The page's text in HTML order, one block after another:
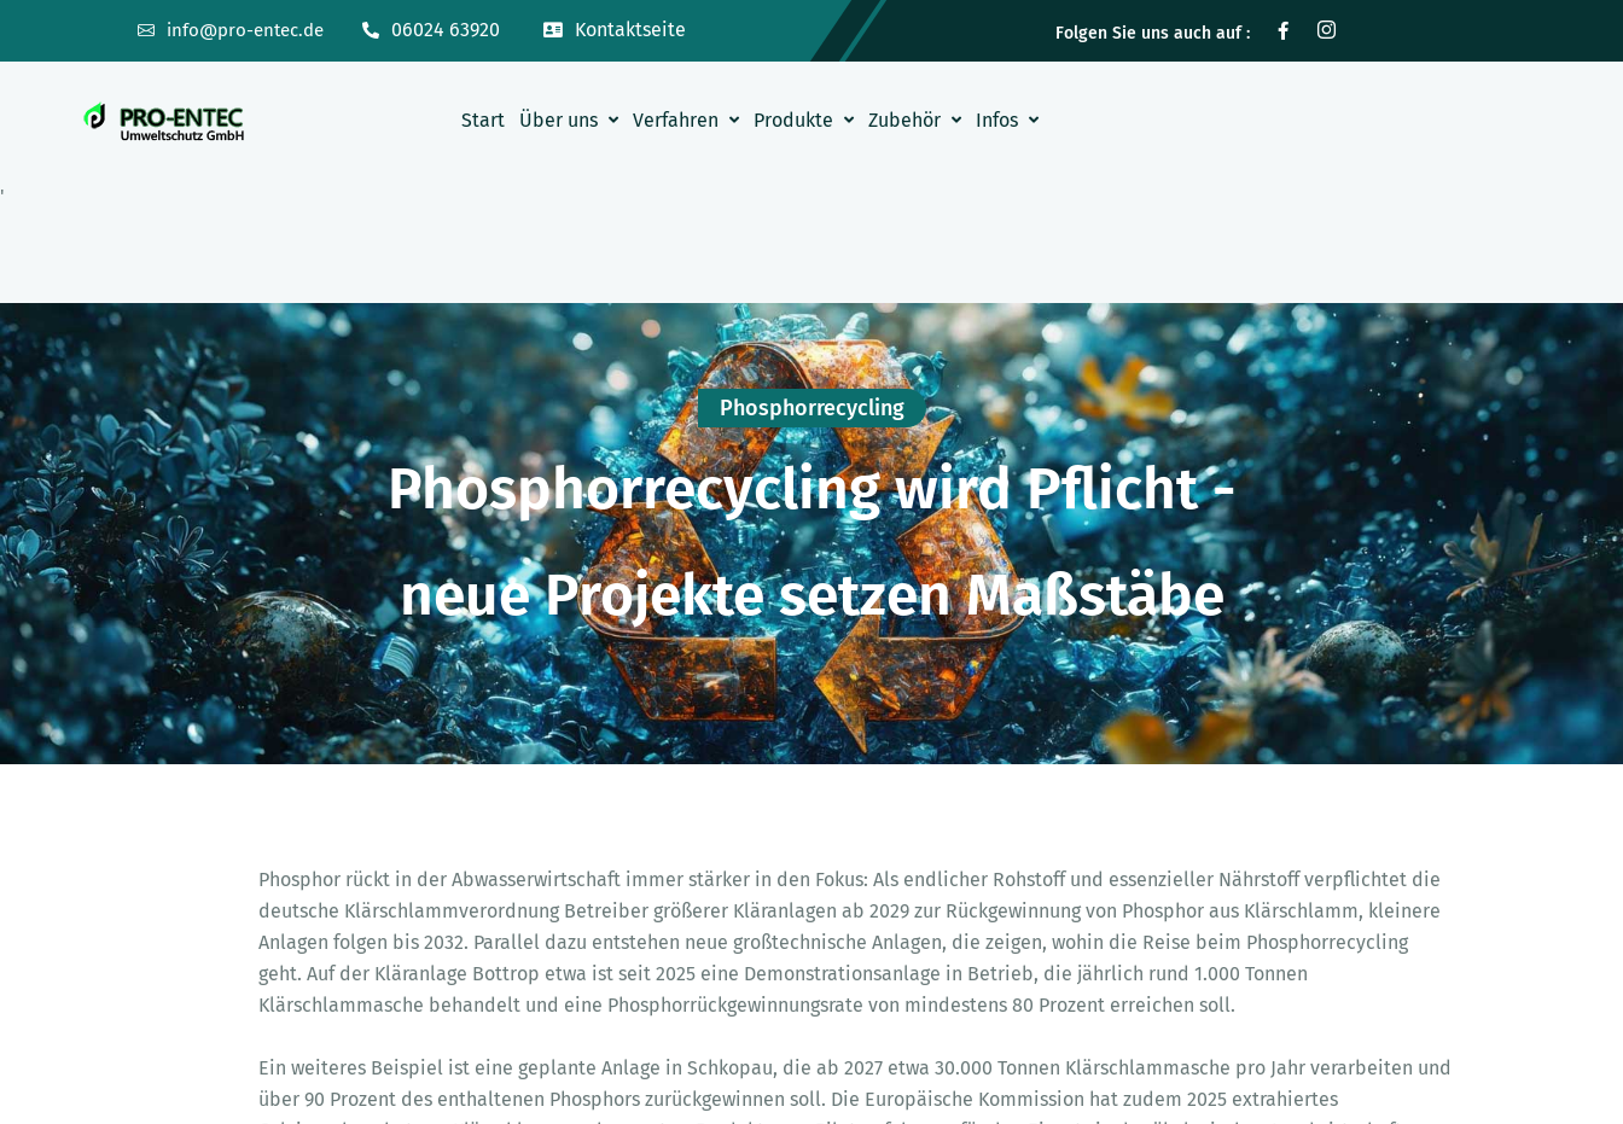
info@pro-entec.de 06024 63920 Kontaktseite Folgen Sie uns auch auf :
Start Über uns Verfahren Produkte Zubehör Infos
Phosphorrecycling
Phosphorrecycling wird Pflicht -
neue Projekte setzen Maßstäbe
Phosphor rückt in der Abwasserwirtschaft immer stärker in den Fokus: Als endlicher Rohstoff und essenzieller Nährstoff verpflichtet die
deutsche Klärschlammverordnung Betreiber größerer Kläranlagen ab 2029 zur Rückgewinnung von Phosphor aus Klärschlamm, kleinere
Anlagen folgen bis 2032. Parallel dazu entstehen neue großtechnische Anlagen, die zeigen, wohin die Reise beim Phosphorrecycling
geht. Auf der Kläranlage Bottrop etwa ist seit 2025 eine Demonstrationsanlage in Betrieb, die jährlich rund 1.000 Tonnen
Klärschlammasche behandelt und eine Phosphorrückgewinnungsrate von mindestens 80 Prozent erreichen soll.
Ein weiteres Beispiel ist eine geplante Anlage in Schkopau, die ab 2027 etwa 30.000 Tonnen Klärschlammasche pro Jahr verarbeiten und
über 90 Prozent des enthaltenen Phosphors zurückgewinnen soll. Die Europäische Kommission hat zudem 2025 extrahiertes